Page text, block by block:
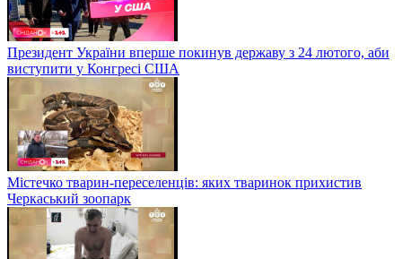
Президент України вперше покинув державу з 24 лютого, аби
виступити у Конгресі США
Містечко тварин-переселенців: яких тваринок прихистив
Черкаський зоопарк